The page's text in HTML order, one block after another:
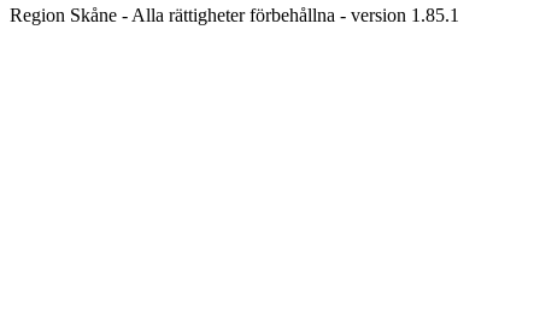
Region Skåne - Alla rättigheter förbehållna - version 1.85.1